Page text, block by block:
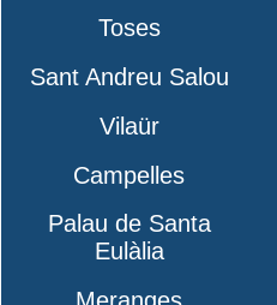
Toses
Sant Andreu Salou
Vilaür
Campelles
Palau de Santa
Eulàlia